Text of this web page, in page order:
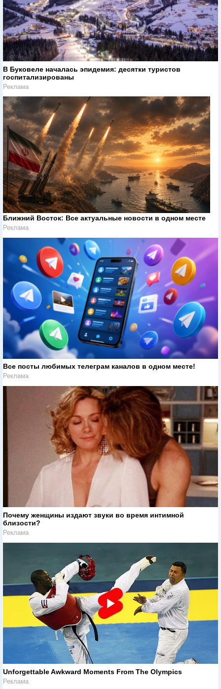
В Буковеле началась эпидемия: десятки туристов
госпитализированы
Реклама
Ближний Восток: Все актуальные новости в одном месте
Реклама
Все посты любимых телеграм каналов в одном месте!
Реклама
Почему женщины издают звуки во время интимной
близости?
Реклама
Unforgettable Awkward Moments From The Olympics
Реклама